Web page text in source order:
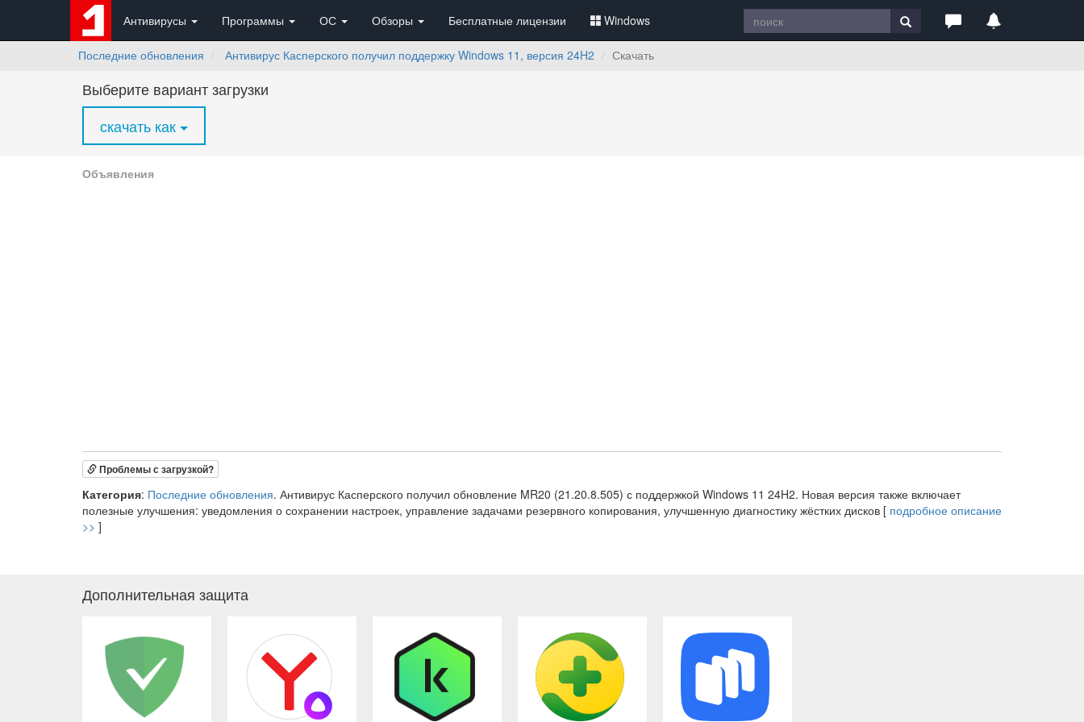
Антивирусы Программы ОС Обзоры Бесплатные лицензии Windows
Последние обновления Антивирус Касперского получил поддержку Windows 11, версия 24H2 Скачать
Выберите вариант загрузки
скачать как
Объявления
Проблемы с загрузкой?
Категория: Последние обновления. Антивирус Касперского получил обновление MR20 (21.20.8.505) с поддержкой Windows 11 24H2. Новая версия также включает
полезные улучшения: уведомления о сохранении настроек, управление задачами резервного копирования, улучшенную диагностику жёстких дисков [ подробное описание
>> ]
Дополнительная защита